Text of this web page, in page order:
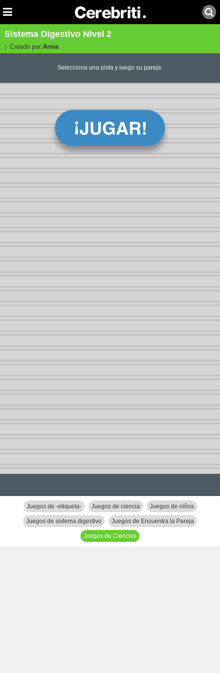
Sistema Digestivo Nivel 2
Creado por:Anna
Selecciona una pista y luego su pareja.
Juegos de -etiqueta- Juegos de ciencia Juegos de niños
Juegos de sistema digestivo Juegos de Encuentra la Pareja
Juegos de Ciencias